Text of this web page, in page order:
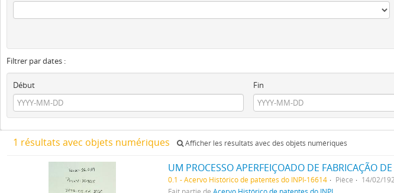
Filtrer par dates :
Début
Fin
1 résultats avec objets numériques Afficher les résultats avec des objets numériques
UM PROCESSO APERFEIÇOADO DE FABRICAÇÃO
0.1 - Acervo Histórico de patentes do INPI-16614 Pièce
14/02/